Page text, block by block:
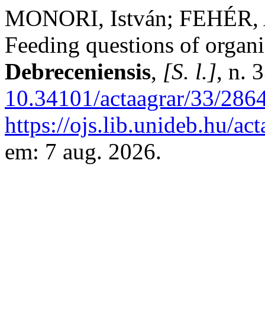
MONORI, István;
Feeding questions of
Debreceniensis, [S. l.], n.
10.34101/actaagrar/33/
https://ojs.lib.unideb.hu/
em: 7 aug. 2026.